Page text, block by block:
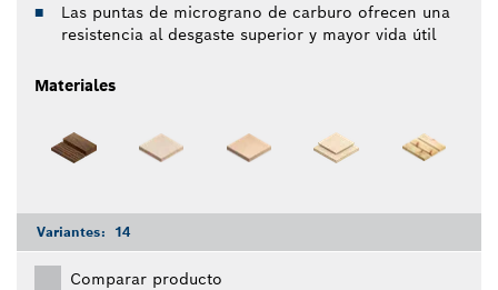
Las puntas de micrograno de carburo ofrecen una
resistencia al desgaste superior y mayor vida útil
Materiales
Variantes: 14
Comparar producto